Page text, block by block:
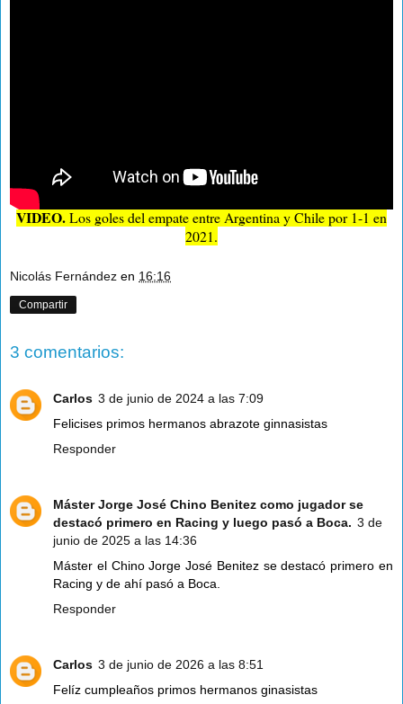
VIDEO.Los goles del empate entre Argentina y Chile por 1-1 en
2021.
Nicolás Fernández en 16:16
Compartir
3 comentarios:
Carlos 3 de junio de 2024 a las 7:09
Felicises primos hermanos abrazote ginnasistas
Responder
Máster Jorge José Chino Benitez como jugador se
destacó primero en Racing y luego pasó a Boca. 3 de
junio de 2025 a las 14:36
Máster el Chino Jorge José Benitez se destacó primero en
Racing y de ahí pasó a Boca.
Responder
Carlos 3 de junio de 2026 a las 8:51
Felíz cumpleaños primos hermanos ginasistas